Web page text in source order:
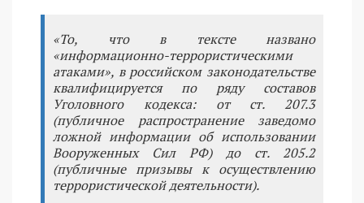
«То, что в тексте названо
«информационно-террористическими
атаками», в российском законодательстве
квалифицируется по ряду составов
Уголовного кодекса: от ст. 207.3
(публичное распространение заведомо
ложной информации об использовании
Вооруженных Сил РФ) до ст. 205.2
(публичные призывы к осуществлению
террористической деятельности).